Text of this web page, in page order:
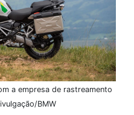
a empresa de rastreamento
BMW